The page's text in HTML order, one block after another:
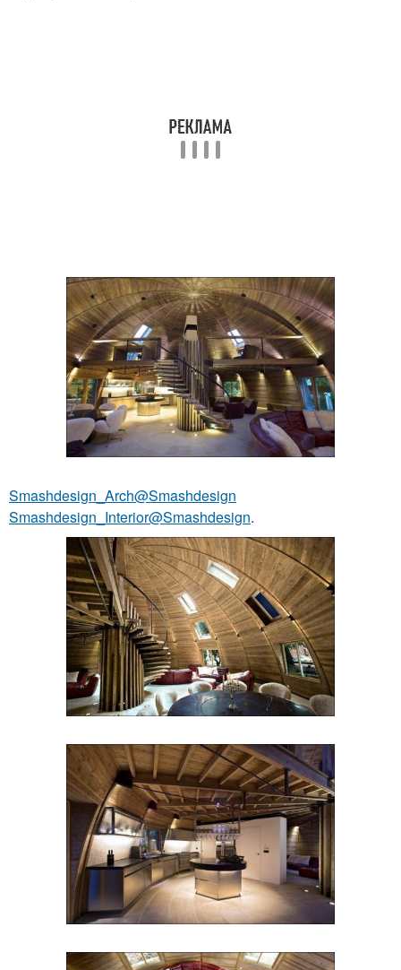
Smashdesign_Arch@Smashdesign
Smashdesign_Interior@Smashdesign.